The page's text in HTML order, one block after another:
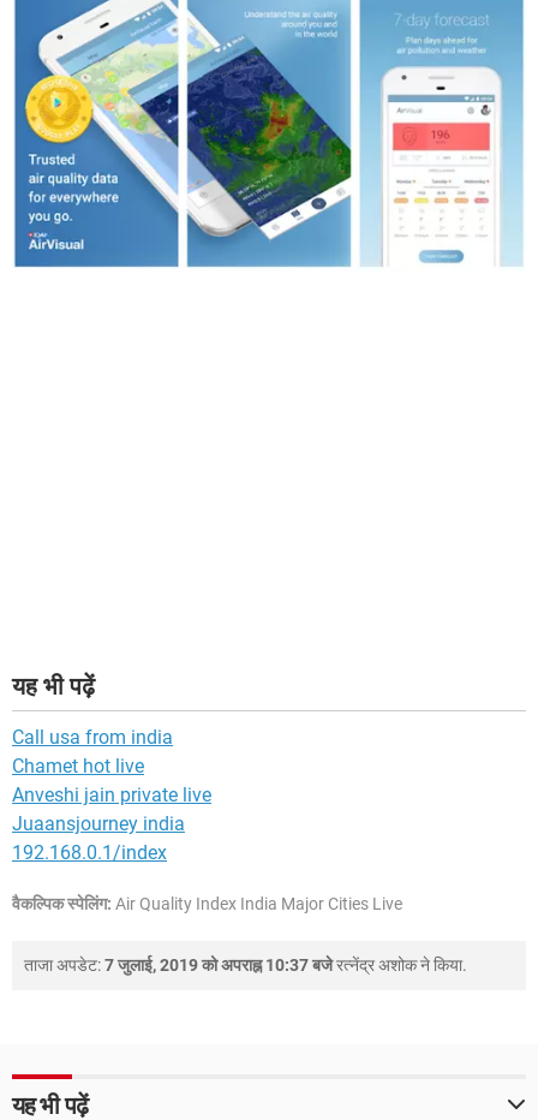
यह भी पढ़ें
Call usa from india
Chamet hot live
Anveshi jain private live
Juaansjourney india
192.168.0.1/index
वैकल्पिक स्पेलिंग: Air Quality Index India Major Cities Live
ताजा अपडेट:7 जुलाई, 2019 को अपराह्न 10:37 बजेरत्नेंद्र अशोकने किया.
यह भी पढ़ें